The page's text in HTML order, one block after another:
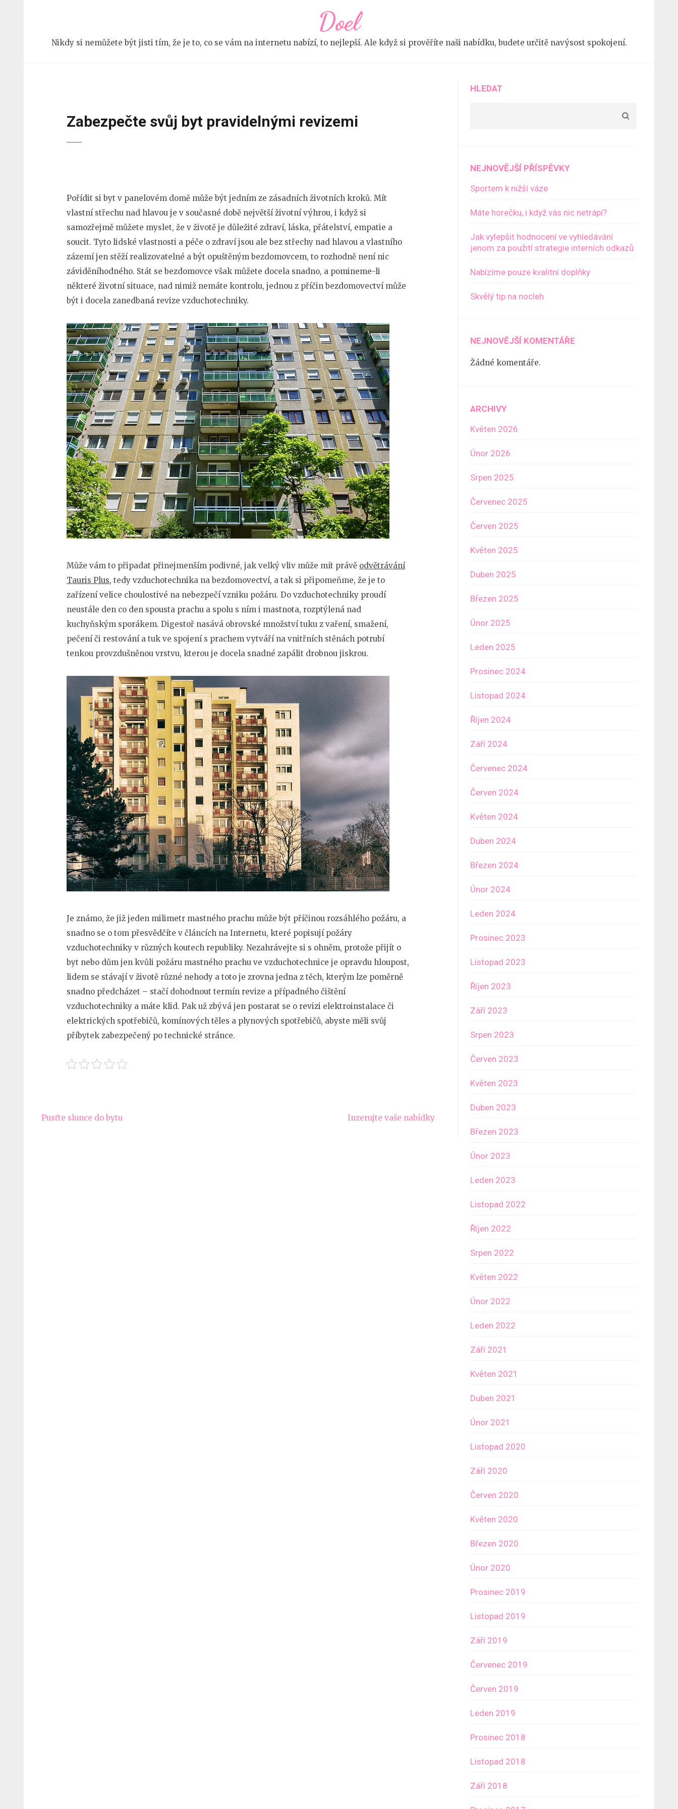
Doel
Nikdy si nemůžete být jisti tím, že je to, co se vám na internetu nabízí, to nejlepší. Ale když si prověříte naši nabídku, budete určitě navýsost spokojení.
Zabezpečte svůj byt pravidelnými revizemi
Pořídit si byt v panelovém domě může být jedním ze zásadních životních kroků. Mít
vlastní střechu nad hlavou je v současné době největší životní výhrou, i když si
samozřejmě můžete myslet, že v životě je důležité zdraví, láska, přátelství, empatie a
soucit. Tyto lidské vlastnosti a péče o zdraví jsou ale bez střechy nad hlavou a vlastního
zázemí jen stěží realizovatelné a být opuštěným bezdomovcem, to rozhodně není nic
záviděníhodného. Stát se bezdomovce však můžete docela snadno, a pomineme-li
některé životní situace, nad nimiž nemáte kontrolu, jednou z příčin bezdomovectví může
být i docela zanedbaná revize vzduchotechniky.
Může vám to připadat přinejmenším podivné, jak velký vliv může mít právě odvětrávání
Tauris Plus, tedy vzduchotechnika na bezdomovectví, a tak si připomeňme, že je to
zařízení velice choulostivé na nebezpečí vzniku požáru. Do vzduchotechniky proudí
neustále den co den spousta prachu a spolu s ním i mastnota, rozptýlená nad
kuchyňským sporákem. Digestoř nasává obrovské množství tuku z vaření, smažení,
pečení či restování a tuk ve spojení s prachem vytváří na vnitřních stěnách potrubí
tenkou provzdušněnou vrstvu, kterou je docela snadné zapálit drobnou jiskrou.
Je známo, že již jeden milimetr mastného prachu může být příčinou rozsáhlého požáru, a
snadno se o tom přesvědčíte v článcích na Internetu, které popisují požáry
vzduchotechniky v různých koutech republiky. Nezahrávejte si s ohněm, protože přijít o
byt nebo dům jen kvůli požáru mastného prachu ve vzduchotechnice je opravdu hloupost,
lidem se stávají v životě různé nehody a toto je zrovna jedna z těch, kterým lze poměrně
snadno předcházet – stačí dohodnout termín revize a případného čištění
vzduchotechniky a máte klid. Pak už zbývá jen postarat se o revizi elektroinstalace či
elektrických spotřebičů, komínových těles a plynových spotřebičů, abyste měli svůj
příbytek zabezpečený po technické stránce.
Navigace
Pusťte slunce do bytu Inzerujte vaše nabídky
HLEDAT
NEJNOVĚJŠÍ PŘÍSPĚVKY
Sportem k nižší váze
Máte horečku, i když vás nic netrápí?
Jak vylepšit hodnocení ve vyhledávání
jenom za použití strategie interních odkazů
Nabízíme pouze kvalitní doplňky
Skvělý tip na nocleh
NEJNOVĚJŠÍ KOMENTÁŘE
Žádné komentáře.
ARCHIVY
Květen 2026
Únor 2026
Srpen 2025
Červenec 2025
Červen 2025
Květen 2025
Duben 2025
Březen 2025
Únor 2025
Leden 2025
Prosinec 2024
Listopad 2024
Říjen 2024
Září 2024
Červenec 2024
Červen 2024
Květen 2024
Duben 2024
Březen 2024
Únor 2024
Leden 2024
Prosinec 2023
Listopad 2023
Říjen 2023
Září 2023
Srpen 2023
Červen 2023
Květen 2023
Duben 2023
Březen 2023
Únor 2023
Leden 2023
Listopad 2022
Říjen 2022
Srpen 2022
Květen 2022
Únor 2022
Leden 2022
Září 2021
Květen 2021
Duben 2021
Únor 2021
Listopad 2020
Září 2020
Červen 2020
Květen 2020
Březen 2020
Únor 2020
Prosinec 2019
Listopad 2019
Září 2019
Červenec 2019
Červen 2019
Leden 2019
Prosinec 2018
Listopad 2018
Září 2018